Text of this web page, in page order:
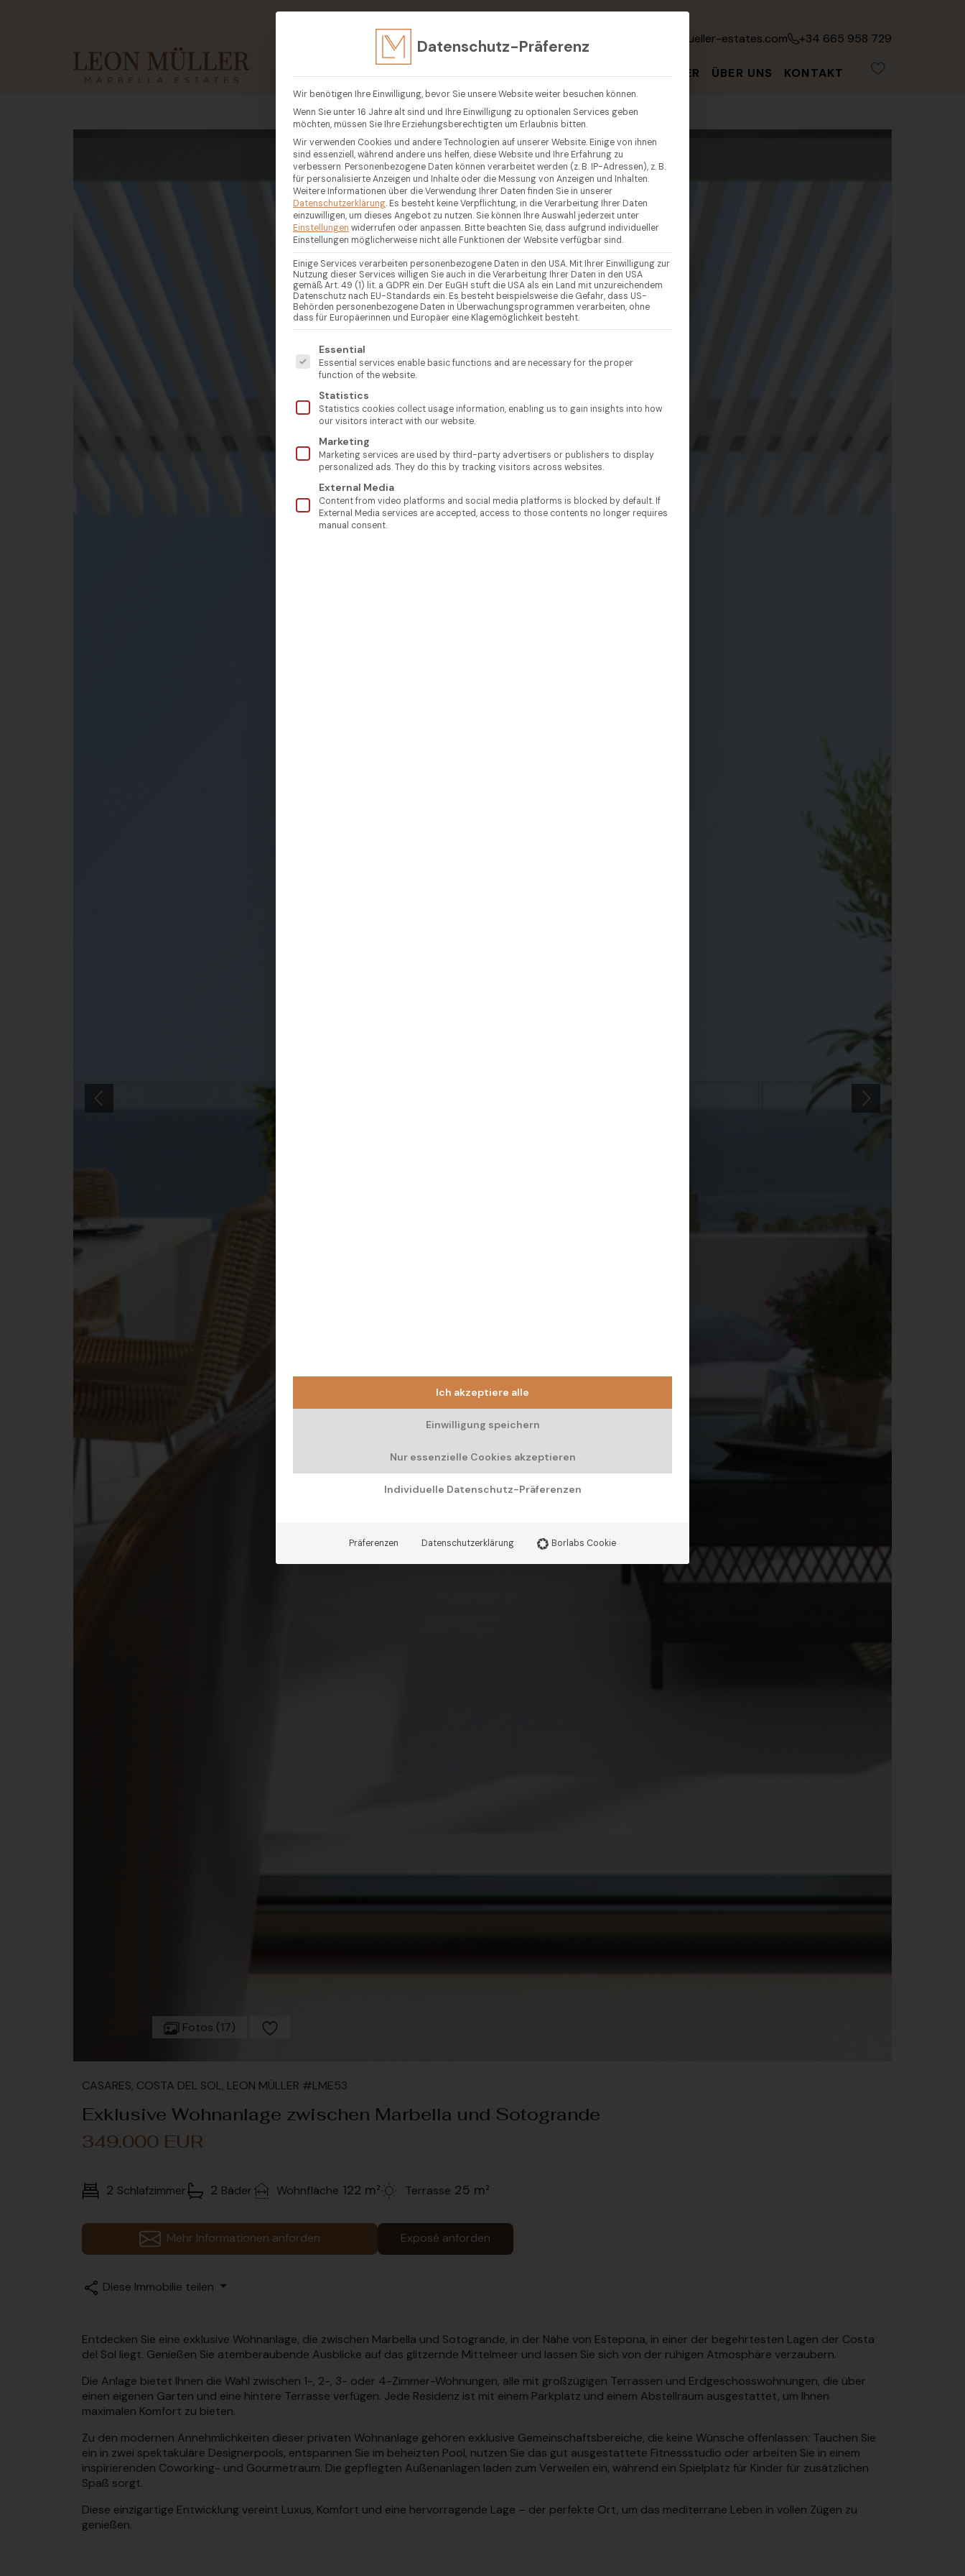
info@leonmueller-estates.com +34 665 958 729
KAUFEN VERKAUFEN LUXUSIMMOBILIEN GEGENDEN RATGEBER ÜBER UNS KONTAKT
Fotos (17)
CASARES, COSTA DEL SOL, LEON MÜLLER #LME53
Exklusive Wohnanlage zwischen Marbella und Sotogrande
349.000 EUR
2 Schlafzimmer 2 Bäder Wohnfläche 122 m² Terrasse 25 m²
Mehr Informationen anforden Exposé anforden
Diese Immobilie teilen
Entdecken Sie eine exklusive Wohnanlage, die zwischen Marbella und Sotogrande, in der Nähe von Estepona, in einer der begehrtesten Lagen der Costa
del Sol liegt. Genießen Sie atemberaubende Ausblicke auf das glitzernde Mittelmeer und lassen Sie sich von der ruhigen Atmosphäre verzaubern.
Die Anlage bietet Ihnen die Wahl zwischen 1-, 2-, 3- oder 4-Zimmer-Wohnungen, alle mit großzügigen Terrassen und Erdgeschosswohnungen, die über
einen eigenen Garten und eine hintere Terrasse verfügen. Jede Residenz ist mit einem Parkplatz und einem Abstellraum ausgestattet, um Ihnen
maximalen Komfort zu bieten.
Zu den modernen Annehmlichkeiten dieser privaten Wohnanlage gehören exklusive Gemeinschaftsbereiche, die keine Wünsche offenlassen: Tauchen Sie
ein in zwei spektakuläre Designerpools, entspannen Sie im beheizten Pool, nutzen Sie das gut ausgestattete Fitnessstudio oder arbeiten Sie in einem
inspirierenden Coworking- und Gourmetraum. Die gepflegten Außenanlagen laden zum Verweilen ein, während ein Spielplatz für Kinder für zusätzlichen
Spaß sorgt.
Diese einzigartige Entwicklung vereint Luxus, Komfort und eine hervorragende Lage – der perfekte Ort, um das mediterrane Leben in vollen Zügen zu
genießen.
Datenschutz-Präferenz
Wir benötigen Ihre Einwilligung, bevor Sie unsere Website weiter besuchen können.
Wenn Sie unter 16 Jahre alt sind und Ihre Einwilligung zu optionalen Services geben
möchten, müssen Sie Ihre Erziehungsberechtigten um Erlaubnis bitten.
Wir verwenden Cookies und andere Technologien auf unserer Website. Einige von ihnen
sind essenziell, während andere uns helfen, diese Website und Ihre Erfahrung zu
verbessern. Personenbezogene Daten können verarbeitet werden (z. B. IP-Adressen), z. B.
für personalisierte Anzeigen und Inhalte oder die Messung von Anzeigen und Inhalten.
Weitere Informationen über die Verwendung Ihrer Daten finden Sie in unserer
Datenschutzerklärung. Es besteht keine Verpflichtung, in die Verarbeitung Ihrer Daten
einzuwilligen, um dieses Angebot zu nutzen. Sie können Ihre Auswahl jederzeit unter
Einstellungen widerrufen oder anpassen. Bitte beachten Sie, dass aufgrund individueller
Einstellungen möglicherweise nicht alle Funktionen der Website verfügbar sind.
Einige Services verarbeiten personenbezogene Daten in den USA. Mit Ihrer Einwilligung zur
Nutzung dieser Services willigen Sie auch in die Verarbeitung Ihrer Daten in den USA
gemäß Art. 49 (1) lit. a GDPR ein. Der EuGH stuft die USA als ein Land mit unzureichendem
Datenschutz nach EU-Standards ein. Es besteht beispielsweise die Gefahr, dass US-
Behörden personenbezogene Daten in Überwachungsprogrammen verarbeiten, ohne
dass für Europäerinnen und Europäer eine Klagemöglichkeit besteht.
Es folgt eine Liste der Service-Gruppen, für die eine Einwilligung erteilt werden kann. Die erste Service-Gruppe ist essenziell
Essential
Essential services enable basic functions and are necessary for the proper
function of the website.
Statistics
Statistics cookies collect usage information, enabling us to gain insights into how
our visitors interact with our website.
Marketing
Marketing services are used by third-party advertisers or publishers to display
personalized ads. They do this by tracking visitors across websites.
External Media
Content from video platforms and social media platforms is blocked by default. If
External Media services are accepted, access to those contents no longer requires
manual consent.
Ich akzeptiere alle
Einwilligung speichern
Nur essenzielle Cookies akzeptieren
Individuelle Datenschutz-Präferenzen
Präferenzen Datenschutzerklärung Borlabs Cookie